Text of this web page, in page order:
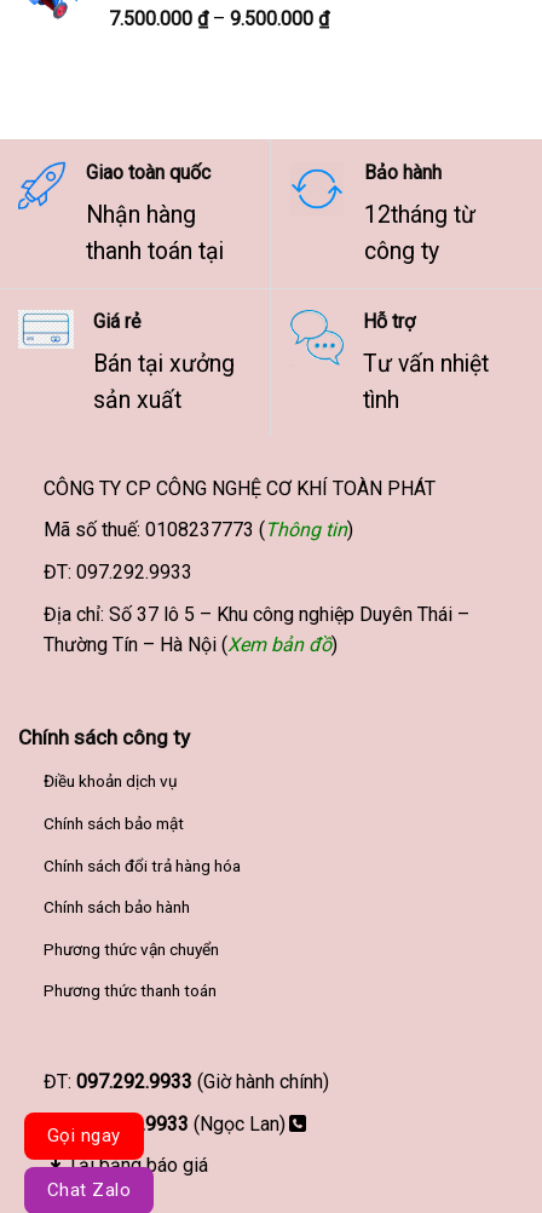
9.500.000 ₫
7.500.000 ₫ – 9.500.000 ₫Khoảng
9.500.000 ₫
Giao toàn quốc
Nhận hàng
thanh toán tại
Bảo hành
12tháng từ
công ty
Giá rẻ
Bán tại xưởng
sản xuất
Hỗ trợ
Tư vấn nhiệt
tình
CÔNG TY CP CÔNG NGHỆ CƠ KHÍ TOÀN PHÁT
Mã số thuế: 0108237773 ( Thông tin)
ĐT: 097.292.9933
Địa chỉ: Số 37 lô 5 – Khu công nghiệp Duyên Thái –
Thường Tín – Hà Nội (Xem bản đồ)
Chính sách công ty
Điều khoản dịch vụ
Chính sách bảo mật
Chính sách đổi trả hàng hóa
Chính sách bảo hành
Phương thức vận chuyển
Phương thức thanh toán
ĐT: 097.292.9933 (Giờ hành chính)
097.292.9933 (Ngọc Lan)
Tải bảng báo giá
Gọi ngay
Chat Zalo